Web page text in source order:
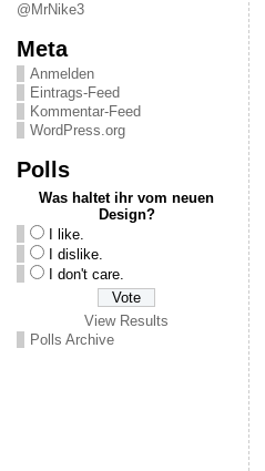
@MrNike3
Meta
Anmelden
Eintrags-Feed
Kommentar-Feed
WordPress.org
Polls
Was haltet ihr vom neuen
Design?
I like.
I dislike.
I don't care.
View Results
Polls Archive